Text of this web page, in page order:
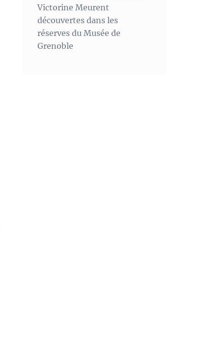
Victorine Meurent
découvertes dans les
réserves du Musée de
Grenoble